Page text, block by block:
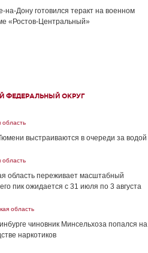
на-Дону готовился теракт на военном
«Ростов-Центральный»
ФЕДЕРАЛЬНЫЙ ОКРУГ
область
выстраиваются в очереди за водой
область
область переживает масштабный
пик ожидается с 31 июля по 3 августа
область
чиновник Минсельхоза попался на
наркотиков